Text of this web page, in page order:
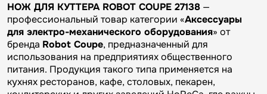
НОЖ ДЛЯ КУТТЕРА ROBOT COUPE 27138 —
профессиональный товар категории «Аксессуары
для электро-механического оборудования» от
бренда Robot Coupe, предназначенный для
использования на предприятиях общественного
питания. Продукция такого типа применяется на
кухнях ресторанов, кафе, столовых, пекарен,